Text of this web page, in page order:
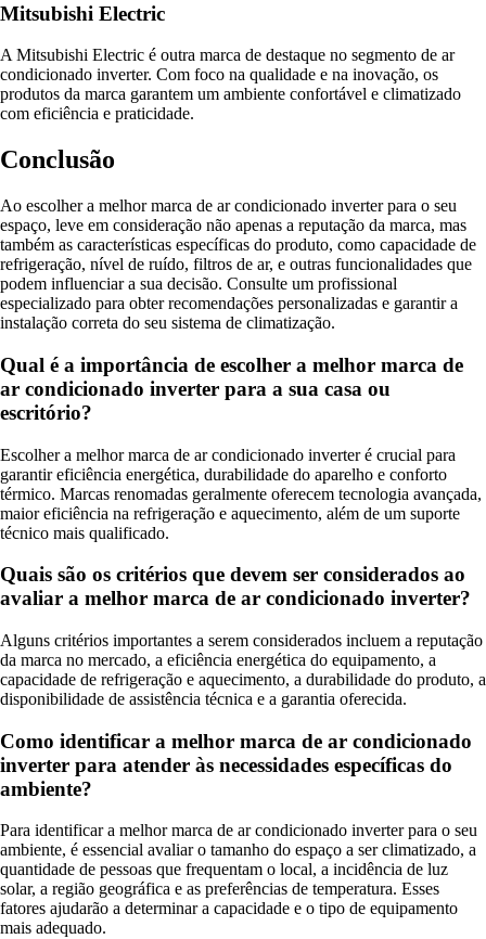
Mitsubishi Electric
A Mitsubishi Electric é outra marca de destaque no segmento de ar
condicionado inverter. Com foco na qualidade e na inovação, os
produtos da marca garantem um ambiente confortável e climatizado
com eficiência e praticidade.
Conclusão
Ao escolher a melhor marca de ar condicionado inverter para o seu
espaço, leve em consideração não apenas a reputação da marca, mas
também as características específicas do produto, como capacidade de
refrigeração, nível de ruído, filtros de ar, e outras funcionalidades que
podem influenciar a sua decisão. Consulte um profissional
especializado para obter recomendações personalizadas e garantir a
instalação correta do seu sistema de climatização.
Qual é a importância de escolher a melhor marca de
ar condicionado inverter para a sua casa ou
escritório?
Escolher a melhor marca de ar condicionado inverter é crucial para
garantir eficiência energética, durabilidade do aparelho e conforto
térmico. Marcas renomadas geralmente oferecem tecnologia avançada,
maior eficiência na refrigeração e aquecimento, além de um suporte
técnico mais qualificado.
Quais são os critérios que devem ser considerados ao
avaliar a melhor marca de ar condicionado inverter?
Alguns critérios importantes a serem considerados incluem a reputação
da marca no mercado, a eficiência energética do equipamento, a
capacidade de refrigeração e aquecimento, a durabilidade do produto, a
disponibilidade de assistência técnica e a garantia oferecida.
Como identificar a melhor marca de ar condicionado
inverter para atender às necessidades específicas do
ambiente?
Para identificar a melhor marca de ar condicionado inverter para o seu
ambiente, é essencial avaliar o tamanho do espaço a ser climatizado, a
quantidade de pessoas que frequentam o local, a incidência de luz
solar, a região geográfica e as preferências de temperatura. Esses
fatores ajudarão a determinar a capacidade e o tipo de equipamento
mais adequado.